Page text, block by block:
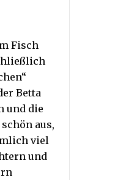
Fisch
Betta
und die
aus,
viel
und